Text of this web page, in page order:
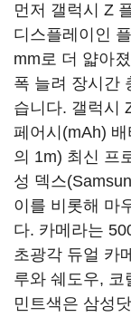
먼저 갤럭시 Z
디스플레이인
mm로 더 얇아
폭 늘려 장시간
습니다. 갤럭시
페어시(mAh)
의 1m) 최신 프
성 덱스
이를 비롯해 마
다. 카메라는
초광각 듀얼 카
루와 쉐도우, 코
민트색은 삼성